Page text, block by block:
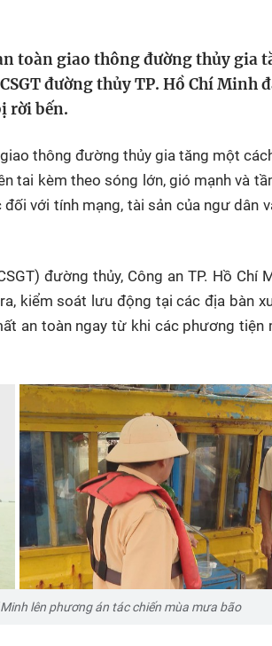
Phim truyền hình
Phim tài liệu
Made By
Innovation Fest
Chung một tấm
lòng
toàn giao thông đường thủy gia
đường thủy TP. Hồ Chí Minh
rời bến.
thông đường thủy gia tăng một
tai kèm theo sóng lớn, gió mạnh và
với tính mạng, tài sản của ngư dân
đường thủy, Công an TP. Hồ Chí
kiểm soát lưu động tại các địa bàn
an toàn ngay từ khi các phương tiện
lên phương án tác chiến mùa mưa bão